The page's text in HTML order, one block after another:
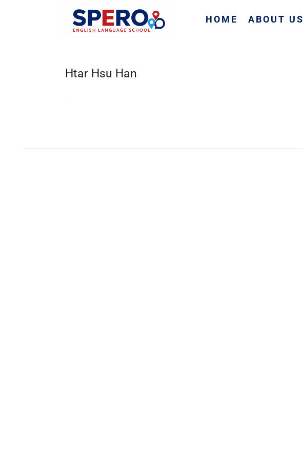
HOME ABOUT US
Htar Hsu Han